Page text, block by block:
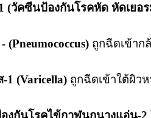
(วัคซีนป้องกันโรคหัด หัดเยอ
(Pneumococcus) ถูกฉีดเข้าก
1 (Varicella) ถูกฉีดเข้าใต้ผิว
งกันโรคไข้กาฬนกนางแอ่น-2